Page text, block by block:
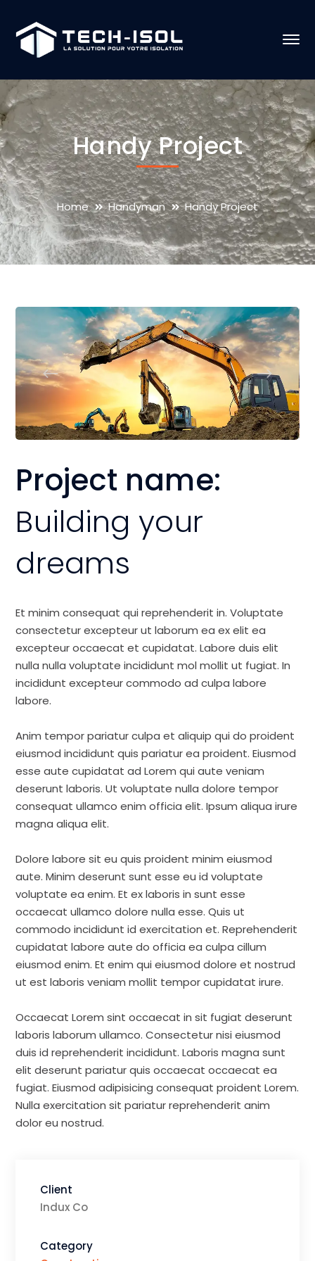
Handy Project
Home Handyman Handy Project
Project name:
Building your
dreams
Et minim consequat qui reprehenderit in. Voluptate
consectetur excepteur ut laborum ea ex elit ea
excepteur occaecat et cupidatat. Labore duis elit
nulla nulla voluptate incididunt mol mollit ut fugiat. In
incididunt excepteur commodo ad culpa labore
labore.
Anim tempor pariatur culpa et aliquip qui do proident
eiusmod incididunt quis pariatur ea proident. Eiusmod
esse aute cupidatat ad Lorem qui aute veniam
deserunt laboris. Ut voluptate nulla dolore tempor
consequat ullamco enim officia elit. Ipsum aliqua irure
magna aliqua elit.
Dolore labore sit eu quis proident minim eiusmod
aute. Minim deserunt sunt esse eu id voluptate
voluptate ea enim. Et ex laboris in sunt esse
occaecat ullamco dolore nulla esse. Quis ut
commodo incididunt id exercitation et. Reprehenderit
cupidatat labore aute do officia ea culpa cillum
eiusmod enim. Et enim qui eiusmod dolore et nostrud
ut est laboris veniam mollit tempor cupidatat irure.
Occaecat Lorem sint occaecat in sit fugiat deserunt
laboris laborum ullamco. Consectetur nisi eiusmod
duis id reprehenderit incididunt. Laboris magna sunt
elit deserunt pariatur quis occaecat occaecat ea
fugiat. Eiusmod adipisicing consequat proident Lorem.
Nulla exercitation sit pariatur reprehenderit anim
dolor eu nostrud.
Client
Indux Co
Category